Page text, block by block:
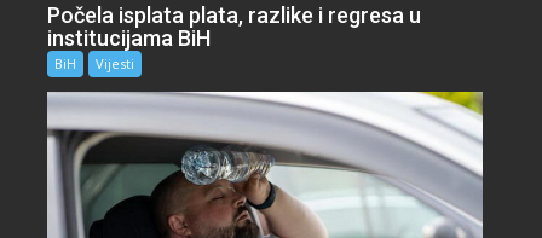
Počela isplata plata, razlike i regresa u
institucijama BiH
BiH Vijesti